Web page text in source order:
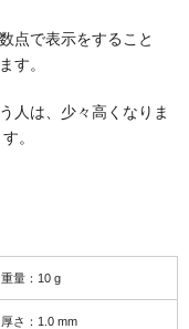
点で表示をすること
す。
人は、少々高くなりま
。
重量：10 g
厚さ：1.0 mm